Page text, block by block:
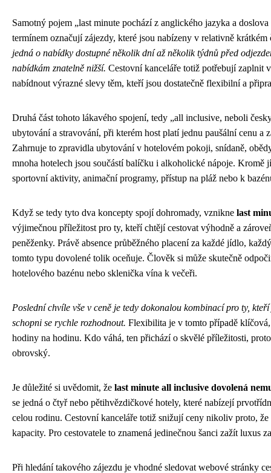
Samotný pojem „last minute pochází z anglického jazyka a
termínem označují zájezdy, které jsou nabízeny v relativně
jedná o nabídky dostupné několik dní až několik týdnů před
nabídkám znatelně nižší. Cestovní kanceláře totiž potřebují zaplnit
nabídnout výrazné slevy těm, kteří jsou dostatečně flexibilní a
Druhá část tohoto lákavého spojení, tedy „all inclusive, neboli
ubytování a stravování, při kterém host platí jednu paušální cenu a
Zahrnuje to zpravidla ubytování v hotelovém pokoji, snídaně,
mnoha hotelech jsou součástí balíčku i alkoholické nápoje.
sportovní aktivity, animační programy, přístup na pláž nebo k
Když se tedy tyto dva koncepty spojí dohromady, vznikne last
výjimečnou příležitost pro ty, kteří chtějí cestovat výhodně a
peněženky. Právě absence průběžného placení za každé jídlo,
tomto typu dovolené tolik oceňuje. Člověk si může skutečně
hotelového bazénu nebo sklenička vína k večeři.
Poslední chvíle vše v ceně je tedy dokonalou kombinací pro ty,
schopni se rychle rozhodnout. Flexibilita je v tomto případě
hodiny na hodinu. Kdo váhá, ten přichází o skvělé příležitosti,
obrovský.
Je důležité si uvědomit, že last minute all inclusive dovolená
se jedná o čtyř nebo pětihvězdičkové hotely, které nabízejí
celou rodinu. Cestovní kanceláře totiž snižují ceny nikoliv proto,
kapacity. Pro cestovatele to znamená jedinečnou šanci zažít luxus
Při hledání takového zájezdu je vhodné sledovat webové stránky